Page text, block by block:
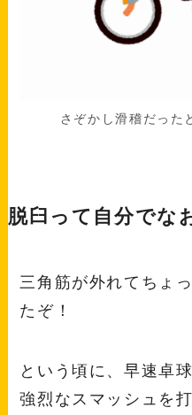
さぞかし滑稽だった
脱臼って自分でな
三角筋が外れてちょ
たぞ！
という頃に、早速卓
強烈なスマッシュを